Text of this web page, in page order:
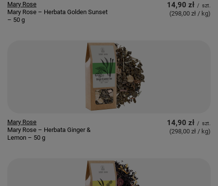
Mary Rose
Mary Rose – Herbata Golden Sunset
– 50 g
14,90 zł / szt.
(298,00 zł / kg)
Mary Rose
Mary Rose – Herbata Ginger &
Lemon – 50 g
14,90 zł / szt.
(298,00 zł / kg)